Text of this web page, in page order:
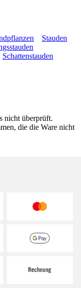
Stauden
Schattenstauden
nicht überprüft.
die die Ware nicht